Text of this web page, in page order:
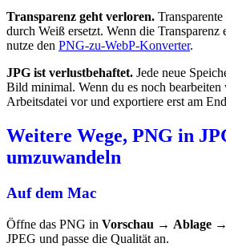
Transparenz geht verloren.
durch Weiß ersetzt. Wenn die Transparenz
nutze den PNG-zu-WebP-Konverter.
JPG ist verlustbehaftet. Jede neue
Bild minimal. Wenn du es noch
Arbeitsdatei vor und exportiere erst am
Weitere Wege, PNG in
umzuwandeln
Auf dem Mac
Öffne das PNG in Vorschau → Ablage
JPEG und passe die Qualität an.